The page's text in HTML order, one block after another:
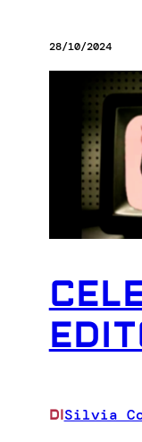
28/10/2024
DISilvia